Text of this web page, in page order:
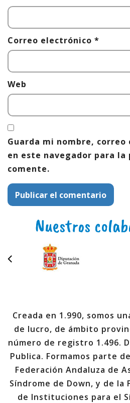
Correo electrónico *
Web
Guarda mi nombre,
en este navegador para la
comente.
Nuestros
Creada en 1.990, somos
de lucro, de ámbito
número de registro 1.496.
Publica. Formamos parte
Federación Andaluza de
Síndrome de Down, y de la
de Instituciones para el